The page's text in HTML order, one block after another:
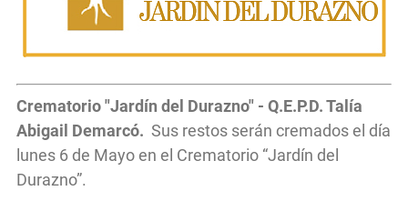
Crematorio "Jardín del Durazno" - Q.E.P.D. Talía
Abigail Demarcó. Sus restos serán cremados el día
lunes 6 de Mayo en el Crematorio “Jardín del
Durazno”.